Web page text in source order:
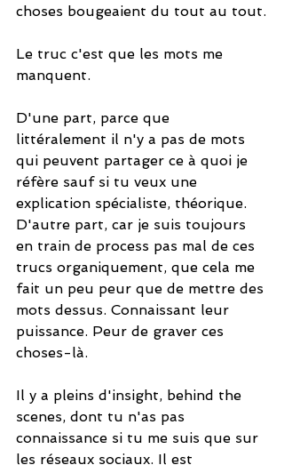
choses bougeaient du tout au tout.
Le truc c'est que les mots me
manquent.
D'une part, parce que
littéralement il n'y a pas de mots
qui peuvent partager ce à quoi je
réfère sauf si tu veux une
explication spécialiste, théorique.
D'autre part, car je suis toujours
en train de process pas mal de ces
trucs organiquement, que cela me
fait un peu peur que de mettre des
mots dessus. Connaissant leur
puissance. Peur de graver ces
choses-là.
Il y a pleins d'insight, behind the
scenes, dont tu n'as pas
connaissance si tu me suis que sur
les réseaux sociaux. Il est